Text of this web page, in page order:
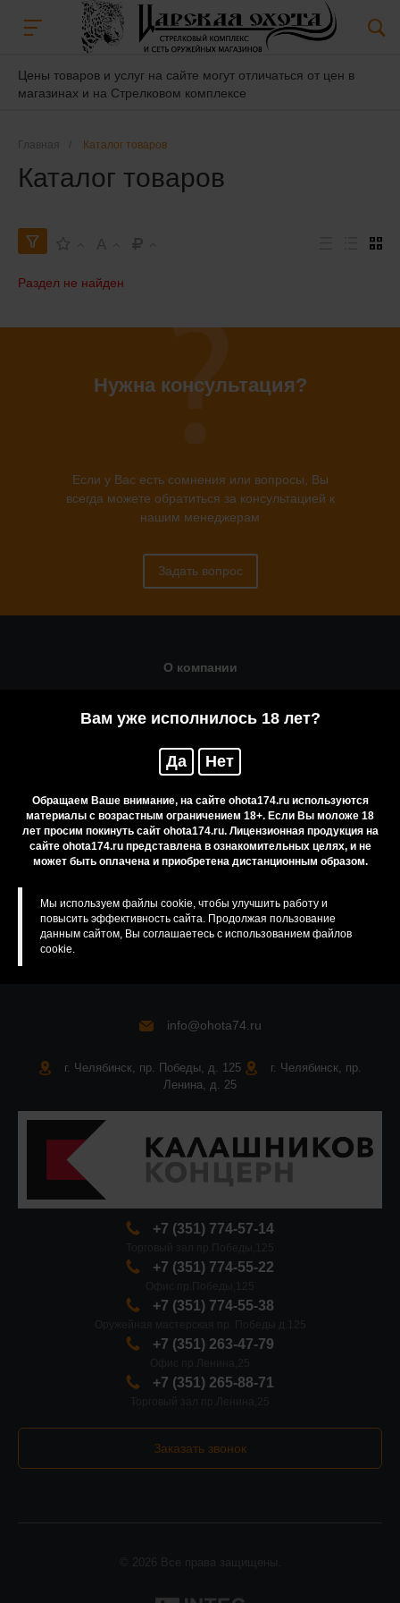
Вам уже исполнилось 18 лет?
Да Нет
Обращаем Ваше внимание, на сайте ohota174.ru используются
материалы с возрастным ограничением 18+. Если Вы моложе 18
лет просим покинуть сайт ohota174.ru. Лицензионная продукция на
сайте ohota174.ru представлена в ознакомительных целях, и не
может быть оплачена и приобретена дистанционным образом.
Мы используем файлы cookie, чтобы улучшить работу и
повысить эффективность сайта. Продолжая пользование
данным сайтом, Вы соглашаетесь с использованием файлов
cookie.
Цены товаров и услуг на сайте могут отличаться от цен в
магазинах и на Стрелковом комплексе
Главная Каталог товаров
Каталог товаров
A
Раздел не найден
Нужна консультация?
Если у Вас есть сомнения или вопросы, Вы
всегда можете обратиться за консультацией к
нашим менеджерам
Задать вопрос
О компании
Оружейная мастерская
Помощь
Резервирование
Приобретение лицензионных товаров
Бренды
info@ohota74.ru
г. Челябинск, пр. Победы, д. 125
г. Челябинск, пр.
Ленина, д. 25
+7 (351) 774-57-14
+7 (351) 774-55-22
+7 (351) 774-55-38
+7 (351) 263-47-79
+7 (351) 265-88-71
Заказать звонок
© 2026 Все права защищены.